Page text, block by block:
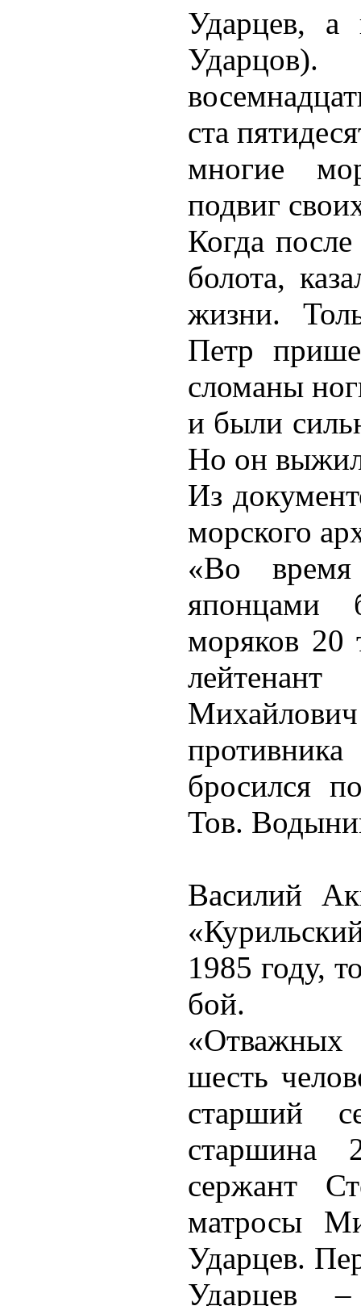
Ударцев, а
ста
многие
подвиг
Когда
болота,
жизни.
Петр
сломаны
и были
Но он
Из
морского
«Во
японцами
моряков 20
Михайлович
бросился
Тов.
Василий
1985 году,
бой.
шесть
старший
старшина
сержант
матросы
Ударцев.
Ударцев